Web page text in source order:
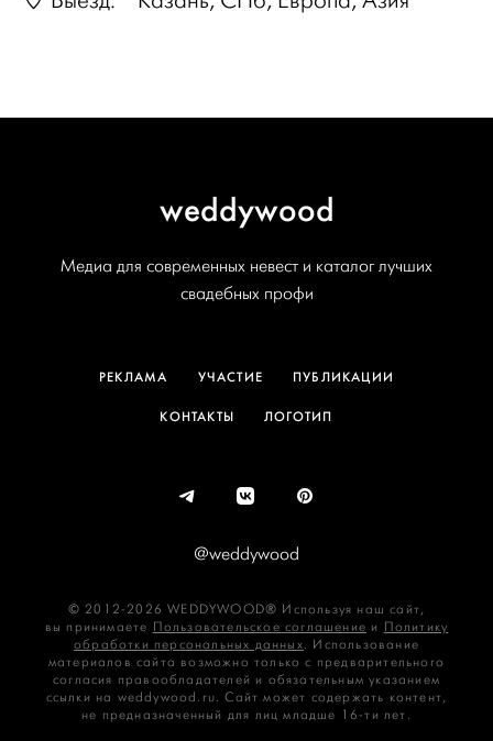
weddywood
Медиа для современных невест и каталог лучших
свадебных профи
РЕКЛАМА УЧАСТИЕ ПУБЛИКАЦИИ
КОНТАКТЫ ЛОГОТИП
@weddywood
© 2012-2026 WEDDYWOOD® Используя наш сайт,
вы принимаете
Пользовательское соглашение и
Политику
обработки персональных данных. Использование
материалов сайта возможно только с предварительного
согласия правообладателей и обязательным указанием
ссылки на weddywood.ru. Сайт может содержать контент,
не предназначенный для лиц младше 16‑ти лет.